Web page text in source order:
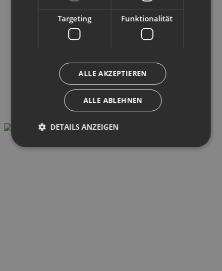
Targeting Funktionalität
ALLE AKZEPTIEREN
ALLE ABLEHNEN
DETAILS ANZEIGEN